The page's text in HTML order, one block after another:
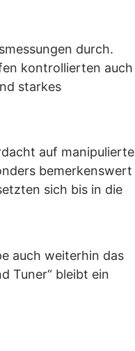
durch.
kontrollierten auch
starkes
auf manipulierte
bemerkenswert
sich bis in die
auch weiterhin das
Tuner“ bleibt ein